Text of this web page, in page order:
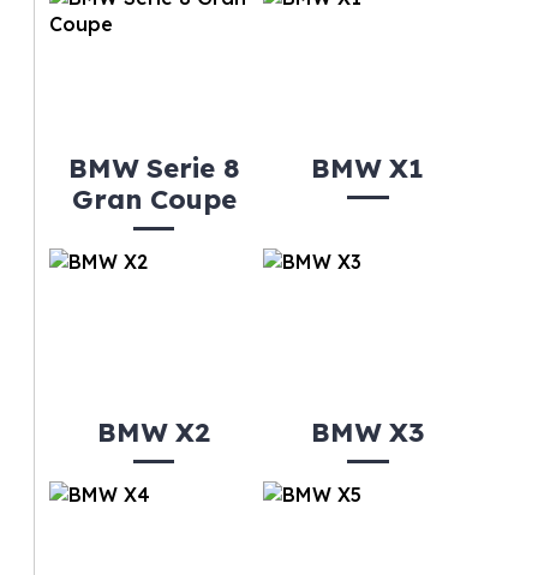
BMW Serie 8
Gran Coupe
BMW X1
BMW X2 BMW X3